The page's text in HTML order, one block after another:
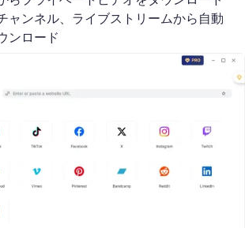
ャンネル、ライブストリームから自動
ンロード